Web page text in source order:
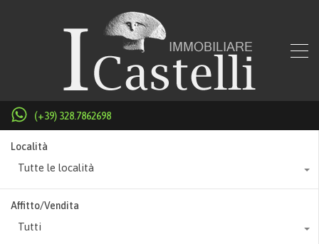
(+39) 328.7862698
Località
Tutte le località
Affitto/Vendita
Tutti